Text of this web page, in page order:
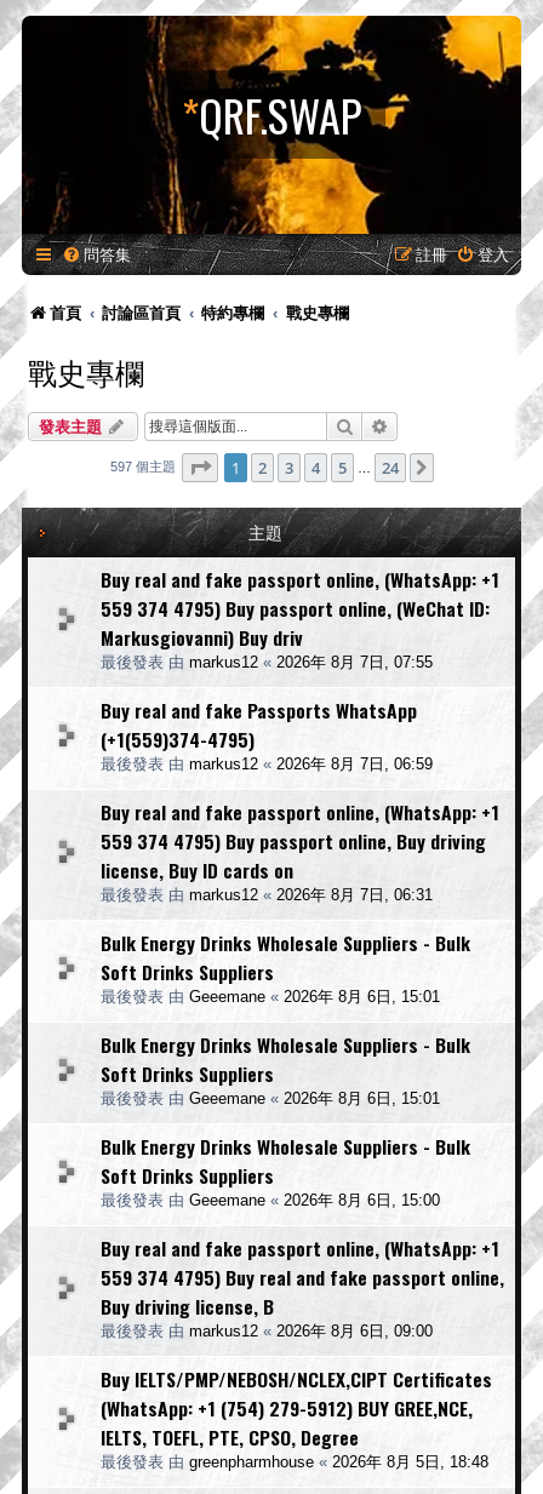
*QRF.SWAP
問答集 登入
註冊
首頁 討論區首頁 特約專欄 戰史專欄
戰史專欄
發表主題 搜尋
597 個主題 第 1 頁 (共24 頁)
1 2 3 4 5 24
主題
Buy real and fake passport online, (WhatsApp: +1
559 374 4795) Buy passport online, (WeChat ID:
Markusgiovanni) Buy driv
最後發表 由 markus12 « 2026年 8月 7日, 07:55
Buy real and fake Passports WhatsApp
(+1(559)374-4795)
最後發表 由 markus12 « 2026年 8月 7日, 06:59
Buy real and fake passport online, (WhatsApp: +1
559 374 4795) Buy passport online, Buy driving
license, Buy ID cards on
最後發表 由 markus12 « 2026年 8月 7日, 06:31
Bulk Energy Drinks Wholesale Suppliers - Bulk
Soft Drinks Suppliers
最後發表 由 Geeemane « 2026年 8月 6日, 15:01
Bulk Energy Drinks Wholesale Suppliers - Bulk
Soft Drinks Suppliers
最後發表 由 Geeemane « 2026年 8月 6日, 15:01
Bulk Energy Drinks Wholesale Suppliers - Bulk
Soft Drinks Suppliers
最後發表 由 Geeemane « 2026年 8月 6日, 15:00
Buy real and fake passport online, (WhatsApp: +1
559 374 4795) Buy real and fake passport online,
Buy driving license, B
最後發表 由 markus12 « 2026年 8月 6日, 09:00
Buy IELTS/PMP/NEBOSH/NCLEX,CIPT Certificates
(WhatsApp: +1 (754) 279-5912) BUY GREE,NCE,
IELTS, TOEFL, PTE, CPSO, Degree
最後發表 由 greenpharmhouse « 2026年 8月 5日, 18:48